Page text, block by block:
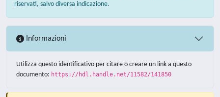
riservati, salvo diversa indicazione.
Informazioni
Utilizza questo identificativo per citare o creare un link a questo
documento: https://hdl.handle.net/11582/141850